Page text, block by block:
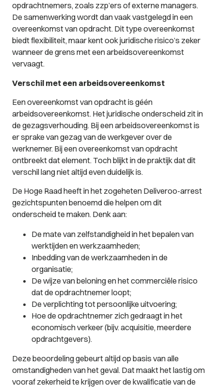
opdrachtnemers, zoals zzp’ers of externe managers.
De samenwerking wordt dan vaak vastgelegd in een
overeenkomst van opdracht. Dit type overeenkomst
biedt flexibiliteit, maar kent ook juridische risico’s zeker
wanneer de grens met een arbeidsovereenkomst
vervaagt.
Verschil met een arbeidsovereenkomst
Een overeenkomst van opdracht is géén
arbeidsovereenkomst. Het juridische onderscheid zit in
de gezagsverhouding. Bij een arbeidsovereenkomst is
er sprake van gezag van de werkgever over de
werknemer. Bij een overeenkomst van opdracht
ontbreekt dat element. Toch blijkt in de praktijk dat dit
verschil lang niet altijd even duidelijk is.
De Hoge Raad heeft in het zogeheten Deliveroo-arrest
gezichtspunten benoemd die helpen om dit
onderscheid te maken. Denk aan:
De mate van zelfstandigheid in het bepalen van
werktijden en werkzaamheden;
Inbedding van de werkzaamheden in de
organisatie;
De wijze van beloning en het commerciële risico
dat de opdrachtnemer loopt;
De verplichting tot persoonlijke uitvoering;
Hoe de opdrachtnemer zich gedraagt in het
economisch verkeer (bijv. acquisitie, meerdere
opdrachtgevers).
Deze beoordeling gebeurt altijd op basis van alle
omstandigheden van het geval. Dat maakt het lastig om
vooraf zekerheid te krijgen over de kwalificatie van de